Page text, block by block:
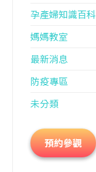
孕產婦知識百科
媽媽教室
最新消息
防疫專區
未分類
預約參觀